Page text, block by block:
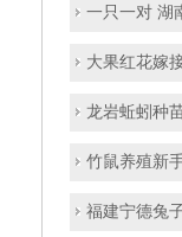
一只一对 湖
大果红花嫁
龙岩蚯蚓种
竹鼠养殖新
福建宁德兔